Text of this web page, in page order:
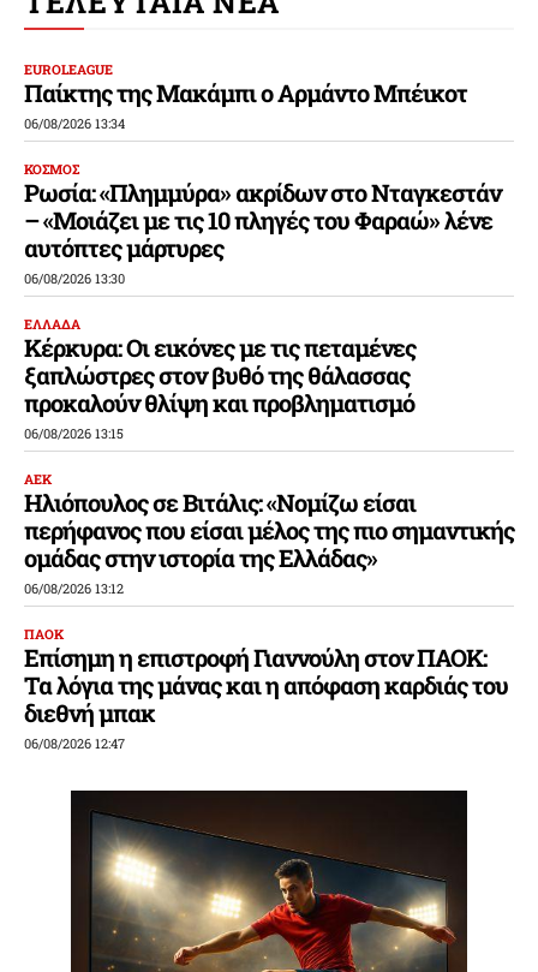
EUROLEAGUE
Παίκτης της Μακάμπι ο Αρμάντο Μπέικοτ
06/08/2026 13:34
ΚΟΣΜΟΣ
Ρωσία: «Πλημμύρα» ακρίδων στο Νταγκεστάν
– «Μοιάζει με τις 10 πληγές του Φαραώ» λένε
αυτόπτες μάρτυρες
06/08/2026 13:30
ΕΛΛΑΔΑ
Κέρκυρα: Οι εικόνες με τις πεταμένες
ξαπλώστρες στον βυθό της θάλασσας
προκαλούν θλίψη και προβληματισμό
06/08/2026 13:15
ΑΕΚ
Ηλιόπουλος σε Βιτάλις: «Νομίζω είσαι
περήφανος που είσαι μέλος της πιο σημαντικής
ομάδας στην ιστορία της Ελλάδας»
06/08/2026 13:12
ΠΑΟΚ
Επίσημη η επιστροφή Γιαννούλη στον ΠΑΟΚ:
Τα λόγια της μάνας και η απόφαση καρδιάς του
διεθνή μπακ
06/08/2026 12:47